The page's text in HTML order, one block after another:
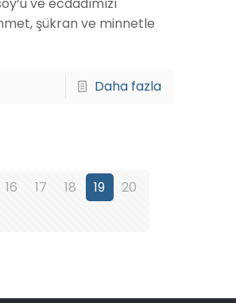
şükran ve minnetle
Daha fazla
16 17 18 19
20